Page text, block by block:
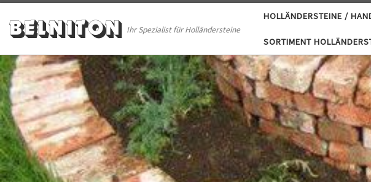
Skip to content
BELNITON Ihr Spezialist für Holländersteine
HOLLÄNDERSTEINE /
SORTIMENT